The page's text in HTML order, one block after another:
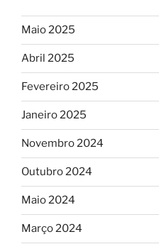
Maio 2025
Abril 2025
Fevereiro 2025
Janeiro 2025
Novembro 2024
Outubro 2024
Maio 2024
Março 2024